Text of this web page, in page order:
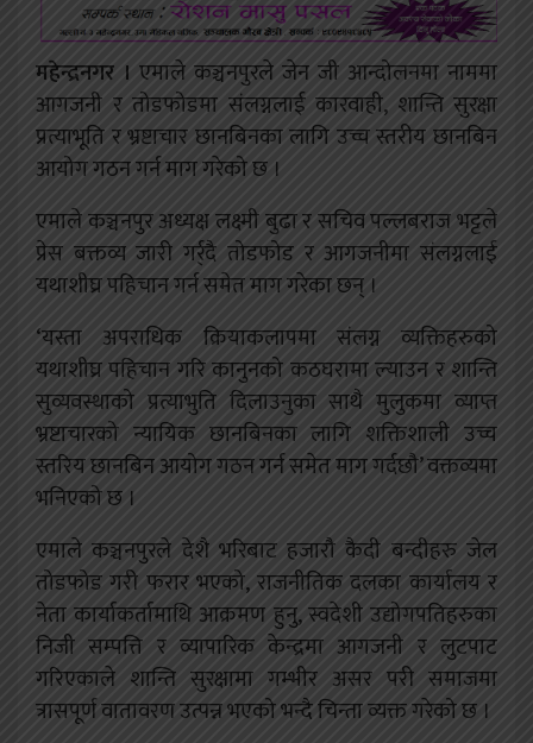
महेन्द्रनगर । एमाले कञ्चनपुरले जेन जी आन्दोलनमा नाममा
आगजनी र तोडफोडमा संलग्नलाई कारवाही, शान्ति सुरक्षा
प्रत्याभूति र भ्रष्टाचार छानबिनका लागि उच्च स्तरीय छानबिन
आयोग गठन गर्न माग गरेको छ ।
एमाले कञ्चनपुर अध्यक्ष लक्ष्मी बुढा र सचिव पल्लबराज भट्टले
प्रेस बक्तव्य जारी गर्र्दै तोडफोड र आगजनीमा संलग्नलाई
यथाशीघ्र पहिचान गर्न समेत माग गरेका छन् ।
‘यस्ता अपराधिक क्रियाकलापमा संलग्न व्यक्तिहरुको
यथाशीघ्र पहिचान गरि कानुनको कठघरामा ल्याउन र शान्ति
सुव्यवस्थाको प्रत्याभुति दिलाउनुका साथै मुलुकमा व्याप्त
भ्रष्टाचारको न्यायिक छानबिनका लागि शक्तिशाली उच्च
स्तरिय छानबिन आयोग गठन गर्न समेत माग गर्दछौ’ वक्तव्यमा
भनिएको छ ।
एमाले कञ्चनपुरले देशै भरिबाट हजारौ कैदी बन्दीहरु जेल
तोडफोड गरी फरार भएको, राजनीतिक दलका कार्यालय र
नेता कार्याकर्तामाथि आक्रमण हुनु, स्वदेशी उद्योगपतिहरुका
निजी सम्पत्ति र व्यापारिक केन्द्रमा आगजनी र लुटपाट
गरिएकाले शान्ति सुरक्षामा गम्भीर असर परी समाजमा
त्रासपूर्ण वातावरण उत्पन्न भएको भन्दै चिन्ता व्यक्त गरेको छ ।